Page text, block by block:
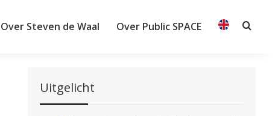
Over Steven de Waal Over Public SPACE
Uitgelicht